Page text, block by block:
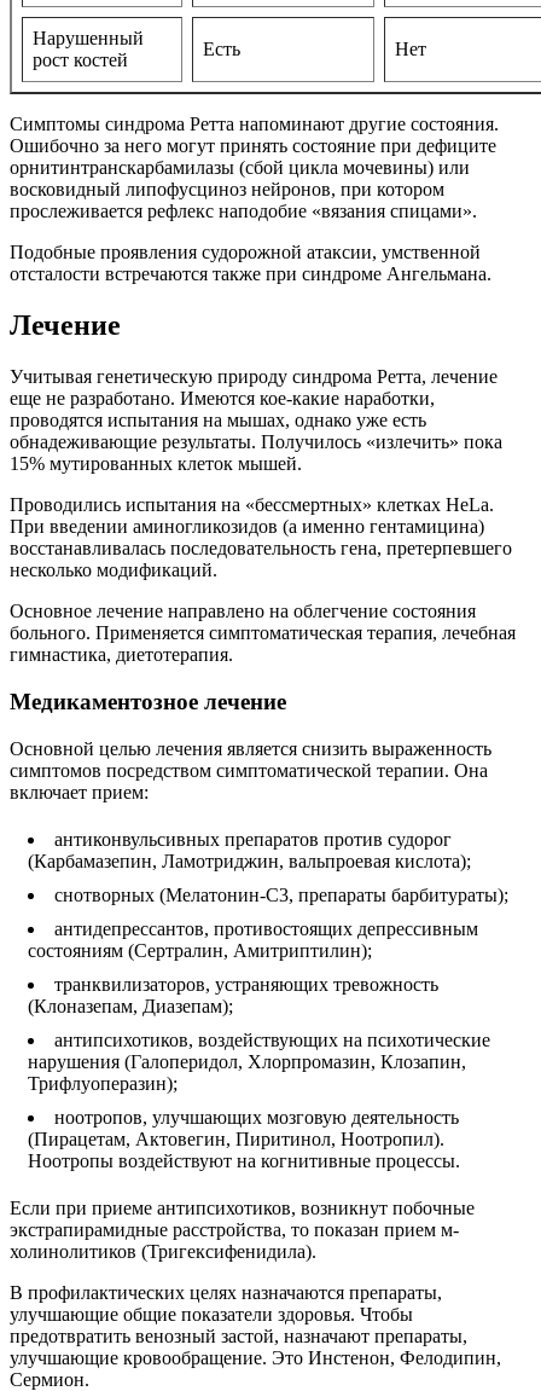
Нарушенный
рост костей
Есть Нет
Симптомы синдрома Ретта напоминают другие состояния.
Ошибочно за него могут принять состояние при дефиците
орнитинтранскарбамилазы (сбой цикла мочевины) или
восковидный липофусциноз нейронов, при котором
прослеживается рефлекс наподобие «вязания спицами».
Подобные проявления судорожной атаксии, умственной
отсталости встречаются также при синдроме Ангельмана.
Лечение
Учитывая генетическую природу синдрома Ретта, лечение
еще не разработано. Имеются кое-какие наработки,
проводятся испытания на мышах, однако уже есть
обнадеживающие результаты. Получилось «излечить» пока
15% мутированных клеток мышей.
Проводились испытания на «бессмертных» клетках HeLa.
При введении аминогликозидов (а именно гентамицина)
восстанавливалась последовательность гена, претерпевшего
несколько модификаций.
Основное лечение направлено на облегчение состояния
больного. Применяется симптоматическая терапия, лечебная
гимнастика, диетотерапия.
Медикаментозное лечение
Основной целью лечения является снизить выраженность
симптомов посредством симптоматической терапии. Она
включает прием:
антиконвульсивных препаратов против судорог
(Карбамазепин, Ламотриджин, вальпроевая кислота);
снотворных (Мелатонин-С3, препараты барбитураты);
антидепрессантов, противостоящих депрессивным
состояниям (Сертралин, Амитриптилин);
транквилизаторов, устраняющих тревожность
(Клоназепам, Диазепам);
антипсихотиков, воздействующих на психотические
нарушения (Галоперидол, Хлорпромазин, Клозапин,
Трифлуоперазин);
ноотропов, улучшающих мозговую деятельность
(Пирацетам, Актовегин, Пиритинол, Ноотропил).
Ноотропы воздействуют на когнитивные процессы.
Если при приеме антипсихотиков, возникнут побочные
экстрапирамидные расстройства, то показан прием м-
холинолитиков (Тригексифенидила).
В профилактических целях назначаются препараты,
улучшающие общие показатели здоровья. Чтобы
предотвратить венозный застой, назначают препараты,
улучшающие кровообращение. Это Инстенон, Фелодипин,
Сермион.